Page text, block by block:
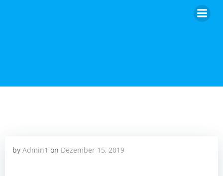
by Admin1 on Dezember 15, 2019